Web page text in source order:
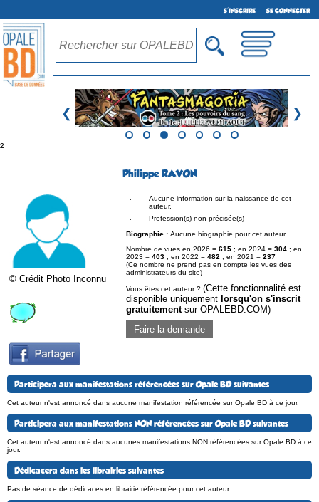
S'INSCRIRE SE CONNECTER
❮ ❯
²
Philippe RAVON
© Crédit Photo Inconnu
Aucune information sur la naissance de cet
auteur.
Profession(s) non précisée(s)
Biographie : Aucune biographie pour cet auteur.
Nombre de vues en 2026 = 615 ; en 2024 = 304 ; en
2023 = 403 ; en 2022 = 482 ; en 2021 = 237
(Ce nombre ne prend pas en compte les vues des
administrateurs du site)
Vous êtes cet auteur ? (Cette fonctionnalité est
disponible uniquement lorsqu'on s'inscrit
gratuitementsur OPALEBD.COM)
Faire la demande
Participera aux manifestations référencées sur Opale BD suivantes
Cet auteur n'est annoncé dans aucune manifestation référencée sur Opale BD à ce jour.
Participera aux manifestations NON référencées sur Opale BD suivantes
Cet auteur n'est annoncé dans aucunes manifestations NON référencées sur Opale BD à ce
jour.
Dédicacera dans les librairies suivantes
Pas de séance de dédicaces en librairie référencée pour cet auteur.